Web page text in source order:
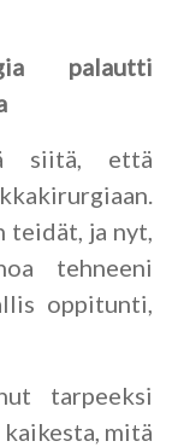
palautti
siitä, että
teidät, ja nyt,
tehneeni
oppitunti,
tarpeeksi
mitä